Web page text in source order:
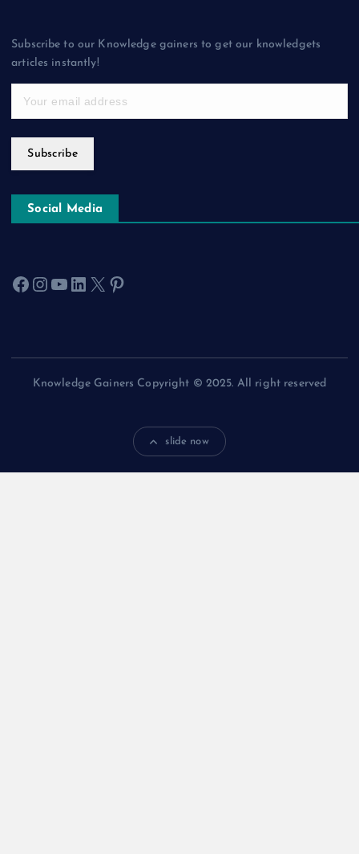
Subscribe to our Knowledge gainers to get our knowledgets
articles instantly!
Subscribe
Social Media
Facebook Instagram YouTube LinkedIn X Pinterest
Knowledge Gainers Copyright © 2025. All right reserved
slide now